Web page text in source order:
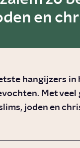
en
hangijzers in
Met
joden en